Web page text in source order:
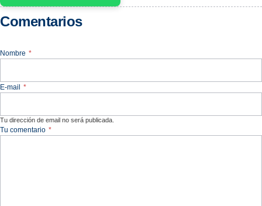
Comentarios
Nombre *
E-mail *
Tu dirección de email no será publicada.
Tu comentario *